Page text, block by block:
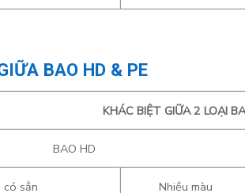
BAO HD & PE
KHÁC BIỆT GIỮA 2 LOẠI
BAO HD
có sẳn Nhiều màu